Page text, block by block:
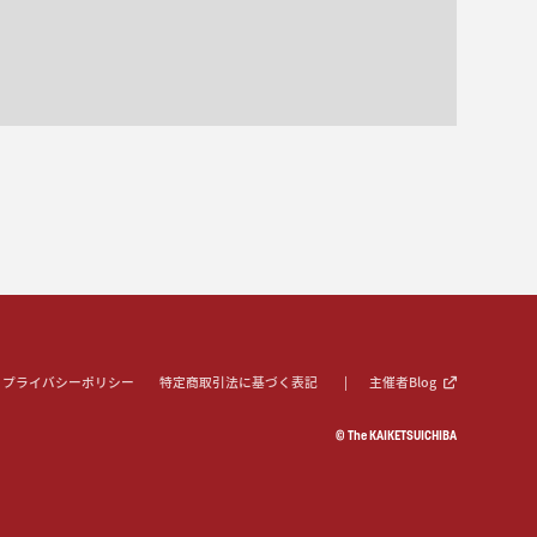
プライバシーポリシー 特定商取引法に基づく表記 主催者Blog
© The KAIKETSUICHIBA